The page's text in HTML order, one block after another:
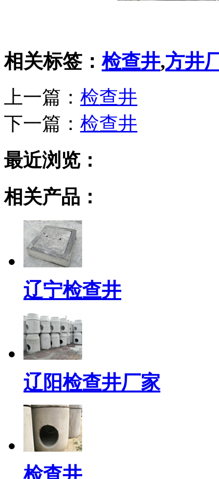
相关标签：检查井,方井
上一篇： 检查井
下一篇： 检查井
最近浏览：
相关产品：
辽宁检查井
辽阳检查井厂家
检查井